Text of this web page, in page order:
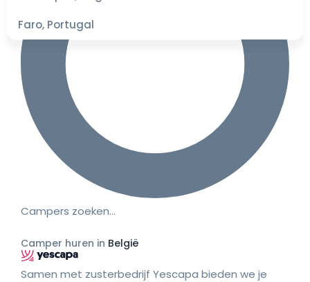
Faro, Portugal
Campers zoeken…
Camper huren in België
Samen met zusterbedrijf Yescapa bieden we je